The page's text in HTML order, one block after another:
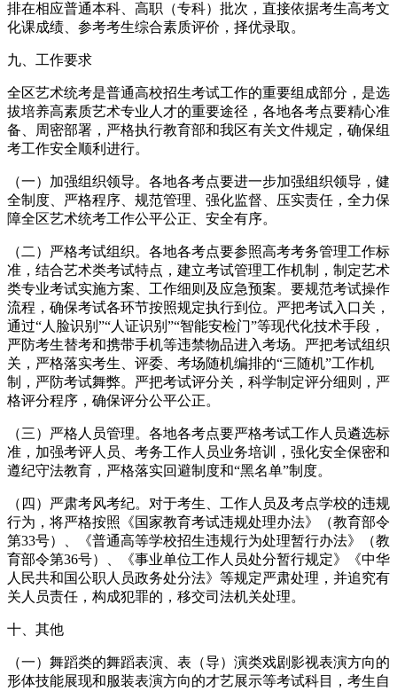
排在相应普通本科、高职（专科）批次，直接依据考生高考文
化课成绩、参考考生综合素质评价，择优录取。
九、工作要求
全区艺术统考是普通高校招生考试工作的重要组成部分，是选
拔培养高素质艺术专业人才的重要途径，各地各考点要精心准
备、周密部署，严格执行教育部和我区有关文件规定，确保组
考工作安全顺利进行。
（一）加强组织领导。各地各考点要进一步加强组织领导，健
全制度、严格程序、规范管理、强化监督、压实责任，全力保
障全区艺术统考工作公平公正、安全有序。
（二）严格考试组织。各地各考点要参照高考考务管理工作标
准，结合艺术类考试特点，建立考试管理工作机制，制定艺术
类专业考试实施方案、工作细则及应急预案。要规范考试操作
流程，确保考试各环节按照规定执行到位。严把考试入口关，
通过“人脸识别”“人证识别”“智能安检门”等现代化技术手段，
严防考生替考和携带手机等违禁物品进入考场。严把考试组织
关，严格落实考生、评委、考场随机编排的“三随机”工作机
制，严防考试舞弊。严把考试评分关，科学制定评分细则，严
格评分程序，确保评分公平公正。
（三）严格人员管理。各地各考点要严格考试工作人员遴选标
准，加强考评人员、考务工作人员业务培训，强化安全保密和
遵纪守法教育，严格落实回避制度和“黑名单”制度。
（四）严肃考风考纪。对于考生、工作人员及考点学校的违规
行为，将严格按照《国家教育考试违规处理办法》（教育部令
第33号）、《普通高等学校招生违规行为处理暂行办法》（教
育部令第36号）、《事业单位工作人员处分暂行规定》《中华
人民共和国公职人员政务处分法》等规定严肃处理，并追究有
关人员责任，构成犯罪的，移交司法机关处理。
十、其他
（一）舞蹈类的舞蹈表演、表（导）演类戏剧影视表演方向的
形体技能展现和服装表演方向的才艺展示等考试科目，考生自